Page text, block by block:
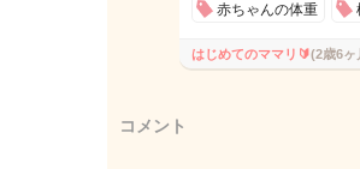
赤ちゃんの体重
はじめてのママリ🔰(2歳6ヶ
コメント